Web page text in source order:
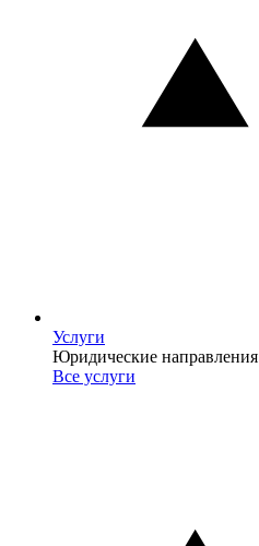
Услуги
Услуги
Юридические направления
Все услуги